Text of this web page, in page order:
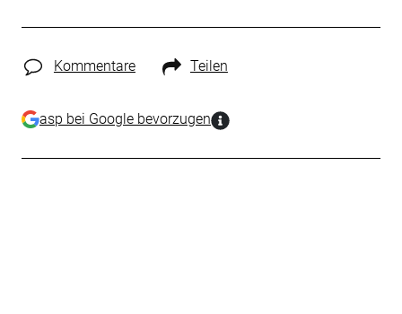
Kommentare Teilen
asp bei Google bevorzugen